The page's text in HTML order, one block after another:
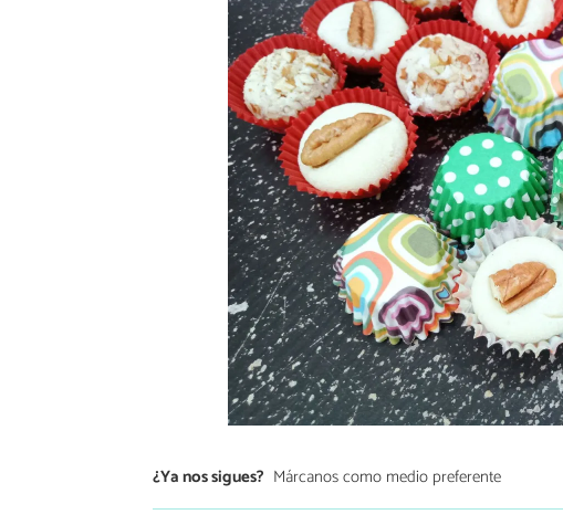
¿Ya nos sigues? Márcanos como medio preferente